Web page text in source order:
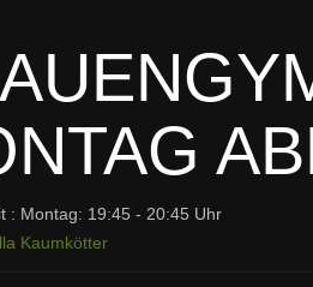
: Montag: 19:45 - 20:45 Uhr
Kaumkötter